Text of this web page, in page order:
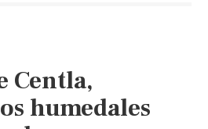
Centla,
humedales